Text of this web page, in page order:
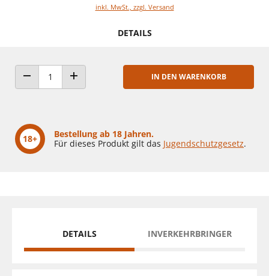
inkl. MwSt., zzgl. Versand
DETAILS
ANZAHL VERRINGERNANZAHL ERHÖHEN
IN DEN WARENKORB
18+
Bestellung ab 18 Jahren.
Für dieses Produkt gilt das Jugendschutzgesetz.
DETAILS INVERKEHRBRINGER